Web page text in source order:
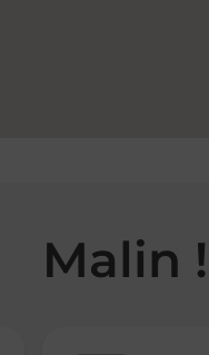
Malin !